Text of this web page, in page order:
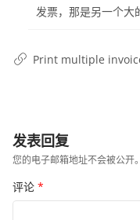
发票，那是另一个大
Print multiple
发表回复
您的电子邮箱地址不会被公开。
评论 *